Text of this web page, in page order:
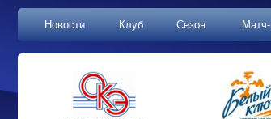
Новости Клуб Сезон